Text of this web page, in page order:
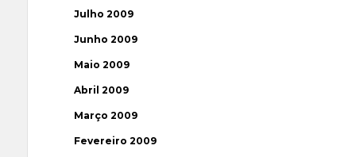
Julho 2009
Junho 2009
Maio 2009
Abril 2009
Março 2009
Fevereiro 2009